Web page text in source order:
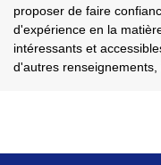
proposer de faire
d'expérience en la
intéressants et
d'autres renseignements,